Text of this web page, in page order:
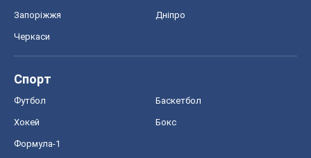
Запоріжжя Дніпро
Черкаси
Спорт
Футбол Баскетбол
Хокей Бокс
Формула-1